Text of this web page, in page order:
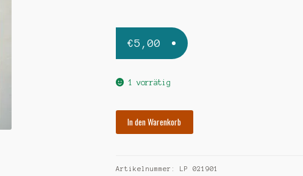
€5,00
1 vorrätig
from
In den Warenkorb
Artikelnummer:
LP 021901